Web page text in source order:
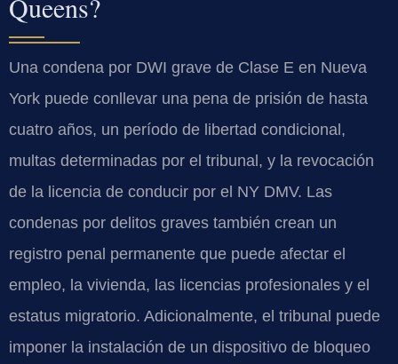
Queens?
Una condena por DWI grave de Clase E en Nueva
York puede conllevar una pena de prisión de hasta
cuatro años, un período de libertad condicional,
multas determinadas por el tribunal, y la revocación
de la licencia de conducir por el NY DMV. Las
condenas por delitos graves también crean un
registro penal permanente que puede afectar el
empleo, la vivienda, las licencias profesionales y el
estatus migratorio. Adicionalmente, el tribunal puede
imponer la instalación de un dispositivo de bloqueo